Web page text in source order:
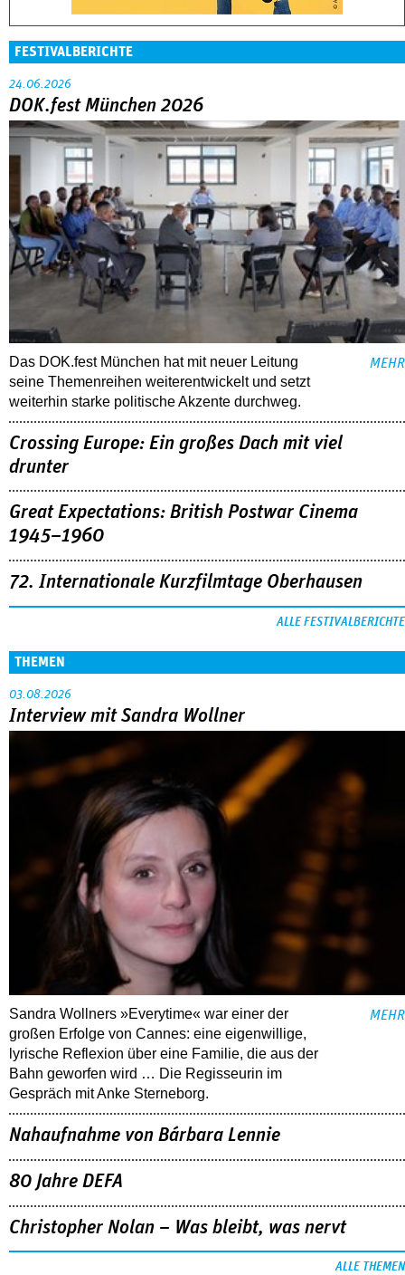
FESTIVALBERICHTE
24.06.2026
DOK.fest München 2026
Das DOK.fest München hat mit neuer Leitung
seine Themenreihen weiterentwickelt und setzt
weiterhin starke politische Akzente durchweg.
MEHR
Crossing Europe: Ein großes Dach mit viel
drunter
Great Expectations: British Postwar Cinema
1945–1960
72. Internationale Kurzfilmtage Oberhausen
ALLE FESTIVALBERICHTE
THEMEN
03.08.2026
Interview mit Sandra Wollner
Sandra Wollners »Everytime« war einer der
großen Erfolge von Cannes: eine eigenwillige,
lyrische Reflexion über eine ­Familie, die aus der
Bahn geworfen wird … Die Regisseurin im
Gespräch mit Anke Sterneborg.
MEHR
Nahaufnahme von Bárbara Lennie
80 Jahre DEFA
Christopher Nolan – Was bleibt, was nervt
ALLE THEMEN